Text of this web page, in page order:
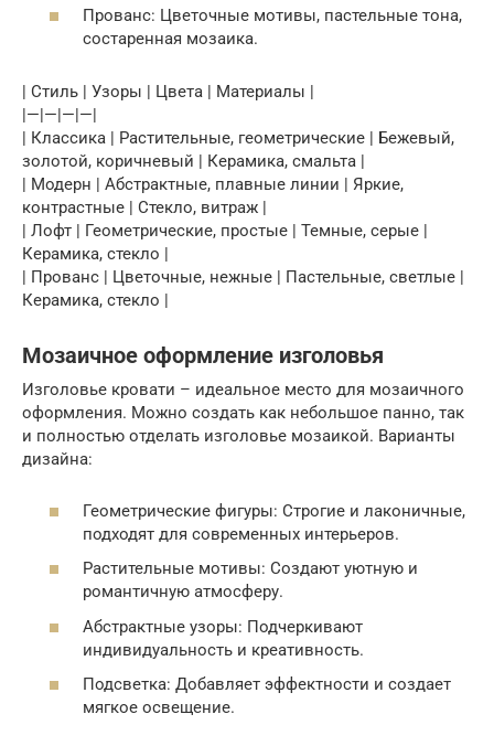
Прованс: Цветочные мотивы, пастельные тона,
состаренная мозаика.
| Стиль | Узоры | Цвета | Материалы |
|—|—|—|—|
| Классика | Растительные, геометрические | Бежевый,
золотой, коричневый | Керамика, смальта |
| Модерн | Абстрактные, плавные линии | Яркие,
контрастные | Стекло, витраж |
| Лофт | Геометрические, простые | Темные, серые |
Керамика, стекло |
| Прованс | Цветочные, нежные | Пастельные, светлые |
Керамика, стекло |
Мозаичное оформление изголовья
Изголовье кровати – идеальное место для мозаичного
оформления. Можно создать как небольшое панно, так
и полностью отделать изголовье мозаикой. Варианты
дизайна:
Геометрические фигуры: Строгие и лаконичные,
подходят для современных интерьеров.
Растительные мотивы: Создают уютную и
романтичную атмосферу.
Абстрактные узоры: Подчеркивают
индивидуальность и креативность.
Подсветка: Добавляет эффектности и создает
мягкое освещение.